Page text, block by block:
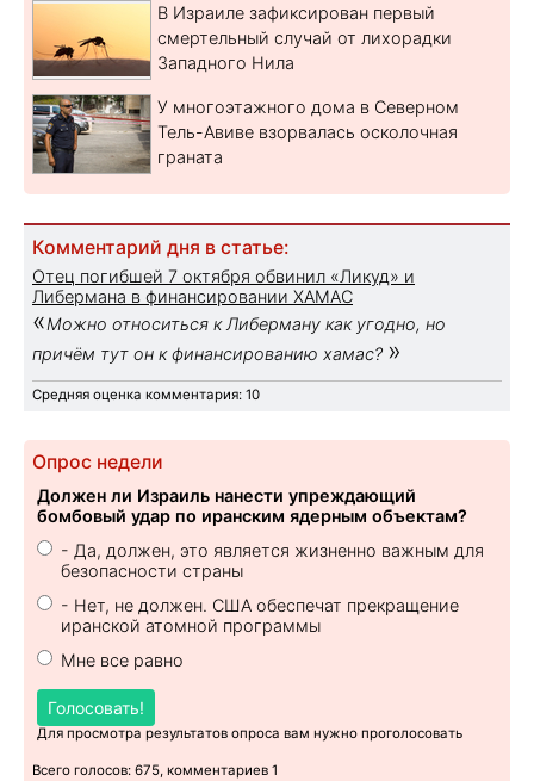
В Израиле зафиксирован первый
смертельный случай от лихорадки
Западного Нила
У многоэтажного дома в Северном
Тель-Авиве взорвалась осколочная
граната
Комментарий дня в статье:
Отец погибшей 7 октября обвинил «Ликуд» и
Либермана в финансировании ХАМАС
«Можно относиться к Либерману как угодно, но
причём тут он к финансированию хамас? »
Средняя оценка комментария: 10
Опрос недели
Должен ли Израиль нанести упреждающий
бомбовый удар по иранским ядерным объектам?
- Да, должен, это является жизненно важным для
безопасности страны
- Нет, не должен. США обеспечат прекращение
иранской атомной программы
Мне все равно
Голосовать!
Для просмотра результатов опроса вам нужно проголосовать
Всего голосов: 675, комментариев 1